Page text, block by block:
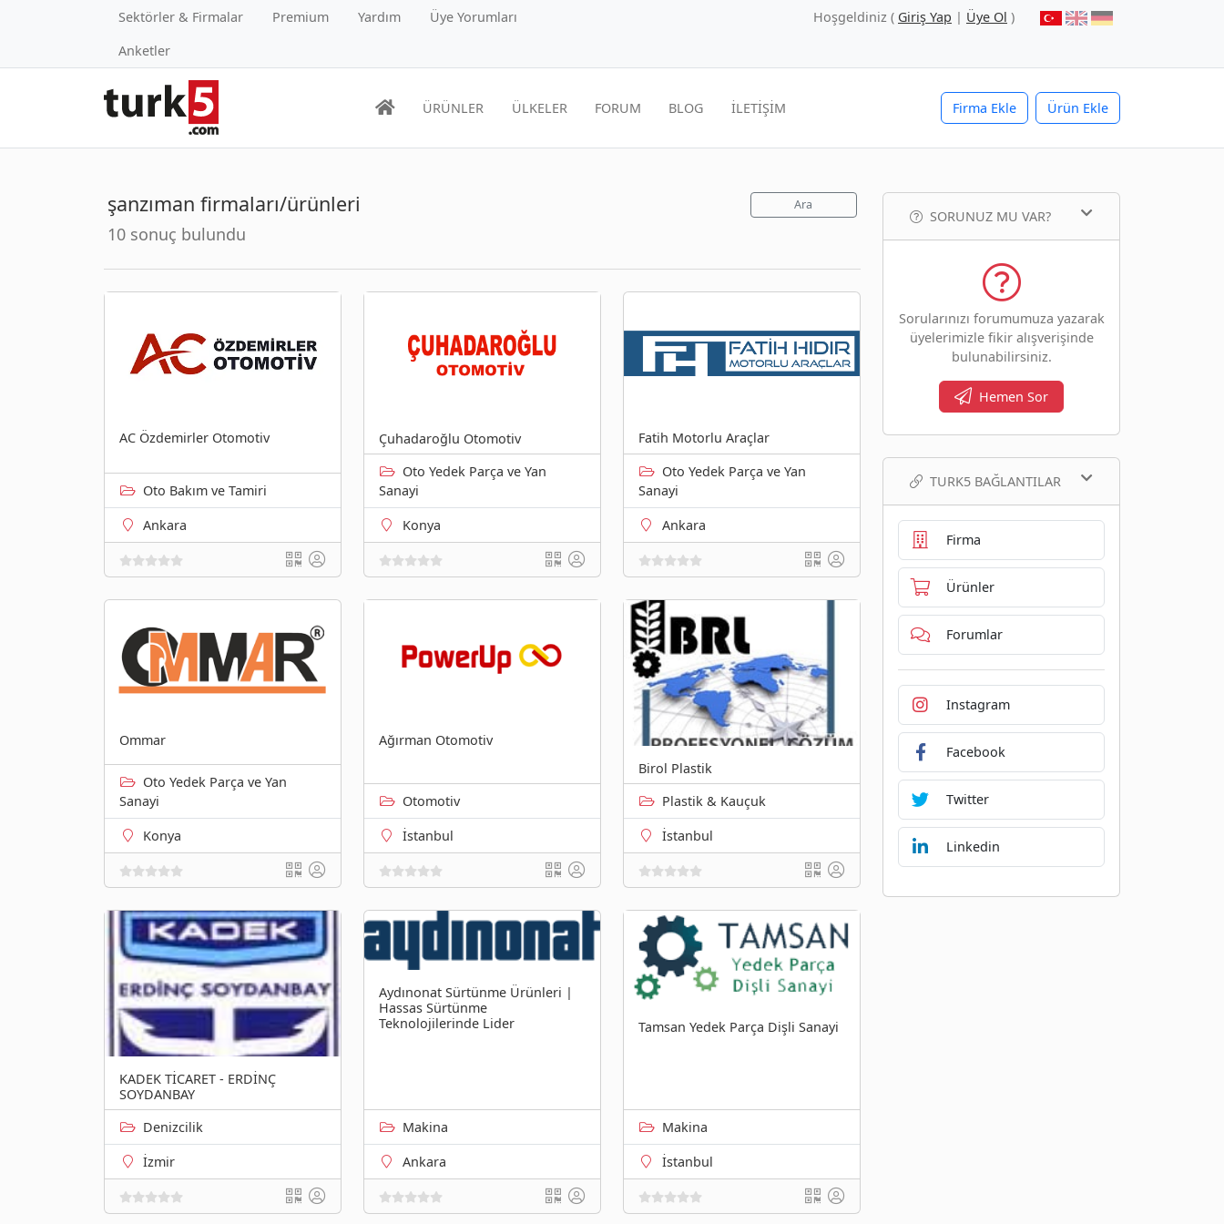
Sektörler & Firmalar Premium Yardım
Üye Yorumları
Anketler
Hoşgeldiniz ( Giriş Yap | Üye Ol )
Firma Ekle Ürün Ekle
ÜRÜNLER ÜLKELER FORUM BLOG İLETİŞİM
şanzıman firmaları/ürünleri
10 sonuç bulundu
Ara
AC Özdemirler Otomotiv
Oto Bakım ve Tamiri
Ankara
Çuhadaroğlu Otomotiv
Oto Yedek Parça ve Yan
Sanayi
Konya
Fatih Motorlu Araçlar
Oto Yedek Parça ve Yan
Sanayi
Ankara
Ommar
Oto Yedek Parça ve Yan
Sanayi
Konya
Ağırman Otomotiv
Otomotiv
İstanbul
Birol Plastik
Plastik & Kauçuk
İstanbul
KADEK TİCARET - ERDİNÇ
SOYDANBAY
Denizcilik
İzmir
Aydınonat Sürtünme Ürünleri |
Hassas Sürtünme
Teknolojilerinde Lider
Makina
Ankara
Tamsan Yedek Parça Dişli Sanayi
Makina
İstanbul
SORUNUZ MU VAR?
Sorularınızı forumumuza yazarak
üyelerimizle fikir alışverişinde
bulunabilirsiniz.
Hemen Sor
TURK5 BAĞLANTILAR
Firma
Ürünler
Forumlar
Instagram
Facebook
Twitter
Linkedin